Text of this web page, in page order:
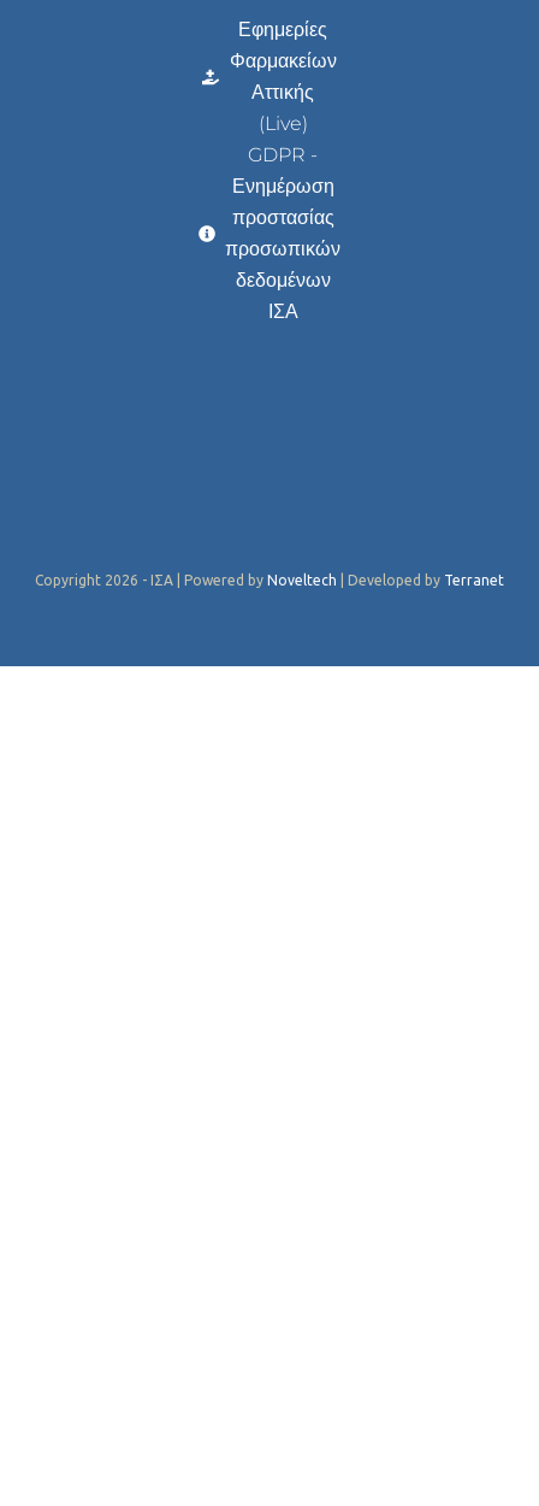
Εφημερίες
Φαρμακείων
Αττικής
(Live)
GDPR -
Ενημέρωση
προστασίας
προσωπικών
δεδομένων
ΙΣΑ
Copyright 2026 - ΙΣΑ | Powered by Noveltech | Developed by Terranet